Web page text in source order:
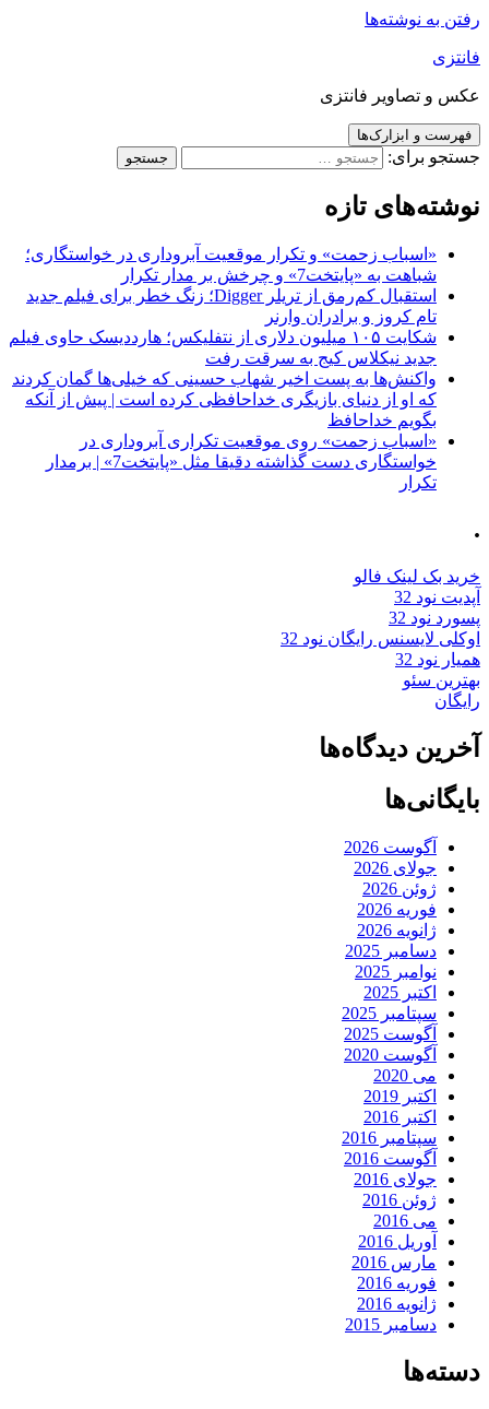
رفتن به نوشته‌ها
فانتزی
عکس و تصاویر فانتزی
فهرست و ابزارک‌ها
جستجو برای:
نوشته‌های تازه
«اسباب زحمت» و تکرار موقعیت آبروداری در خواستگاری؛
شباهت به «پایتخت7» و چرخش بر مدار تکرار
استقبال کم‌رمق از تریلر Digger؛ زنگ خطر برای فیلم جدید
تام کروز و برادران وارنر
شکایت ۱۰۵ میلیون دلاری از نتفلیکس؛ هارددیسک حاوی فیلم
جدید نیکلاس کیج به سرقت رفت
واکنش‌ها به پست اخیر شهاب حسینی که خیلی‌ها گمان کردند
که او از دنیای بازیگری خداحافظی کرده است | پیش از آنکه
بگویم خداحافظ
«اسباب زحمت» روی موقعیت تکراری آبروداری در
خواستگاری دست گذاشته دقیقا مثل «پایتخت7» | برمدار
تکرار
.
خرید بک لینک فالو
آپدیت نود 32
پسورد نود 32
اوکلی لایسنس رایگان نود 32
همیار نود 32
بهترین سئو
رایگان
آخرین دیدگاه‌ها
بایگانی‌ها
آگوست 2026
جولای 2026
ژوئن 2026
فوریه 2026
ژانویه 2026
دسامبر 2025
نوامبر 2025
اکتبر 2025
سپتامبر 2025
آگوست 2025
آگوست 2020
می 2020
اکتبر 2019
اکتبر 2016
سپتامبر 2016
آگوست 2016
جولای 2016
ژوئن 2016
می 2016
آوریل 2016
مارس 2016
فوریه 2016
ژانویه 2016
دسامبر 2015
دسته‌ها